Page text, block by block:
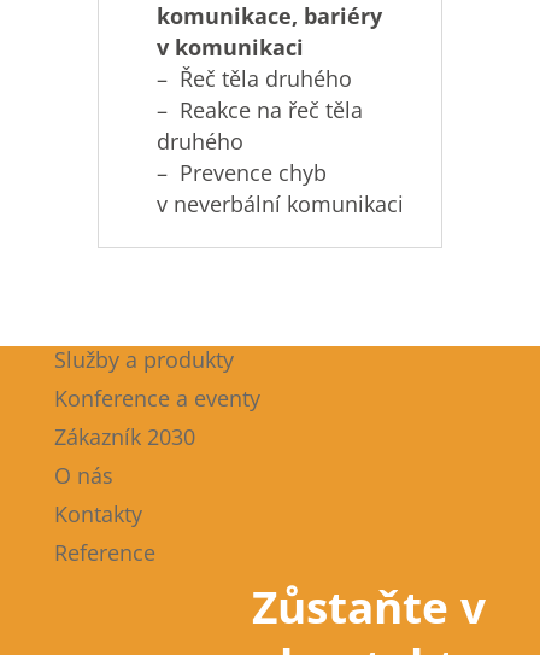
komunikace, bariéry
v komunikaci
– Řeč těla druhého
– Reakce na řeč těla
druhého
– Prevence chyb
v neverbální komunikaci
Služby a produkty
Konference a eventy
Zákazník 2030
O nás
Kontakty
Reference
Zůstaňte v